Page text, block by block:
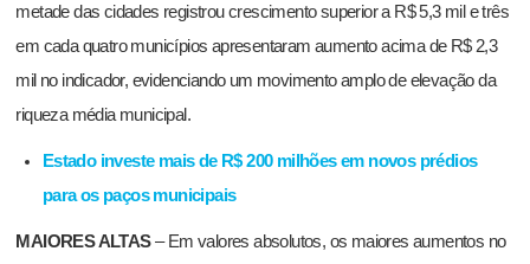
metade das cidades registrou crescimento superior a R$ 5,3 mil e três
em cada quatro municípios apresentaram aumento acima de R$ 2,3
mil no indicador, evidenciando um movimento amplo de elevação da
riqueza média municipal.
Estado investe mais de R$ 200 milhões em novos prédios
para os paços municipais
MAIORES ALTAS– Em valores absolutos, os maiores aumentos no